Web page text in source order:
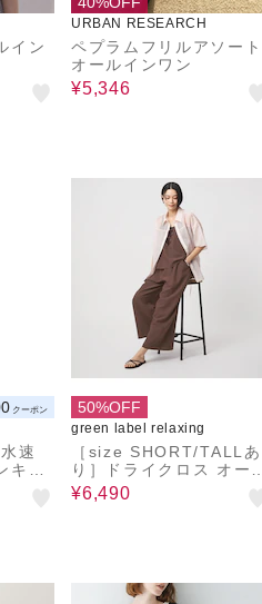
イン
URBAN RESEARCH
ペプラムフリルアソート
オールインワン
¥5,346
クーポン
速
キャ
50%OFF
green label relaxing
［size SHORT/TALLあ
り］ドライクロス オール
インワン ストレッチ 通
気性
¥6,490